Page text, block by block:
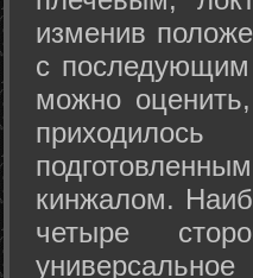
изменив
с последующим
можно
кинжалом.
четыре